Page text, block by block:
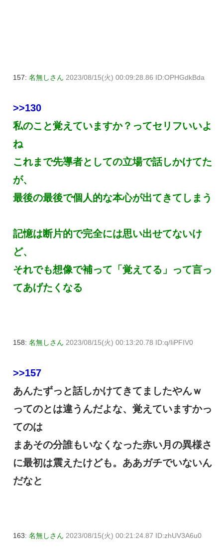
157: 名無しさん 2023/08/15(火) 00:09:28.86 ID:OPHGdkBda
>>130
私のこと覚えていますか？ってセリフいいよ
ね
これまで先導者としての立場で話しかけてた
が、
最後の最後で個人的な本心が出てきてしまう
記憶は断片的で完全には思い出せてないけ
ど、
それでも想像で補って「覚えてる」って言っ
てあげたくなる
158: 名無しさん 2023/08/15(火) 00:13:20.78 ID:q/IiPFIV0
>>157
あんたずっと話しかけてきてましたやんｗ
ってのとは違うんだよな、覚えていますかっ
てのは
まあその分誰もいなくなった赤い月の異様さ
に最初は震えたけども。ああガチでいないん
だなと
163: 名無しさん 2023/08/15(火) 00:21:24.87 ID:zhUV3A6u0